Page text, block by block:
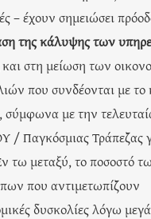
– έχουν σημειώσει
της κάλυψης των
και στη μείωση των
που συνδέονται με το
σύμφωνα με την
/ Παγκόσμιας Τράπεζας
τω μεταξύ, το ποσοστό
που αντιμετωπίζουν
δυσκολίες λόγω